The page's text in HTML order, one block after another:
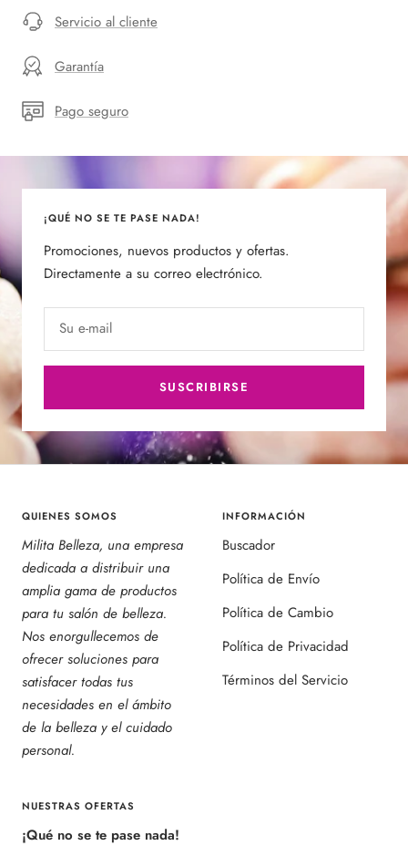
Servicio al cliente
Garantía
Pago seguro
¡QUÉ NO SE TE PASE NADA!
Promociones, nuevos productos y ofertas.
Directamente a su correo electrónico.
Su e-mail
SUSCRIBIRSE
QUIENES SOMOS
Milita Belleza, una empresa
dedicada a distribuir una
amplia gama de productos
para tu salón de belleza.
Nos enorgullecemos de
ofrecer soluciones para
satisfacer todas tus
necesidades en el ámbito
de la belleza y el cuidado
personal.
INFORMACIÓN
Buscador
Política de Envío
Política de Cambio
Política de Privacidad
Términos del Servicio
NUESTRAS OFERTAS
¡Qué no se te pase nada!